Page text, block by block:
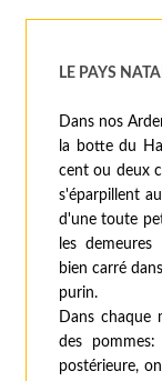
LE PAYS
Dans nos
la botte du
cent ou deux
s'éparpillent
d'une toute
les
bien carré
purin.
Dans chaque
des
postérieure,